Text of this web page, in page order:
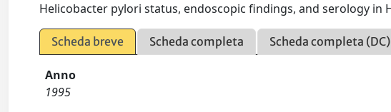
Helicobacter pylori status, endoscopic findings, and serology in
Scheda breve Scheda completa Scheda completa (DC)
Anno
1995